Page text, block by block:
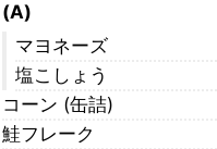
(A)
マヨネーズ
塩こしょう
コーン (缶詰)
鮭フレーク